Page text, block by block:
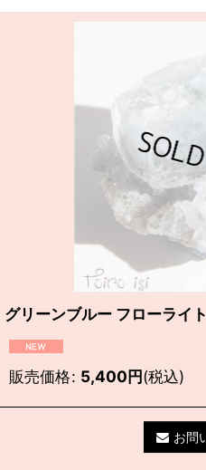
グリーンブルー フローライ
販売価格: 5,400円(税込)
お問